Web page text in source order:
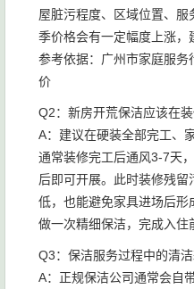
屋脏污程度、区域位置、
季价格会有一定幅度上涨，
参考依据：广州市家庭服
价
Q2：新房开荒保洁应该在
A：建议在硬装全部完工、
通常装修完工后通风3-7天
后即可开展。此时装修残
低，也能避免家具进场后
做一次精细保洁，完成入住
Q3：保洁服务过程中的清洁
A：正规保洁公司通常会自